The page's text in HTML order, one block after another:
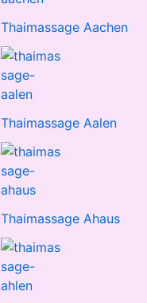
Thaimassage Aachen
Thaimassage Aalen
Thaimassage Ahaus